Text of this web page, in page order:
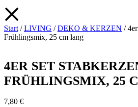
Start /LIVING /DEKO & KERZEN /
Frühlingsmix, 25 cm lang
4ER SET
FRÜHLINGSMIX, 25
7,80 €